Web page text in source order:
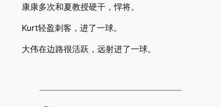
康康多次和夏教授硬干，悍将。
Kurt轻盈刺客，进了一球。
大伟在边路很活跃，远射进了一球。